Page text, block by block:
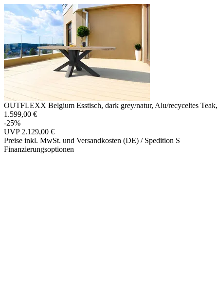
OUTFLEXX Belgium Esstisch, dark grey/natur, Alu/recyceltes
1.599,00 €
-25%
UVP 2.129,00 €
Preise inkl. MwSt. und Versandkosten (DE) / Spedition S
Finanzierungsoptionen